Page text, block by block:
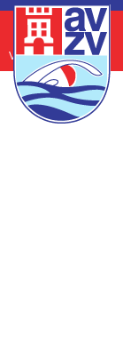
Veelgestelde vragen